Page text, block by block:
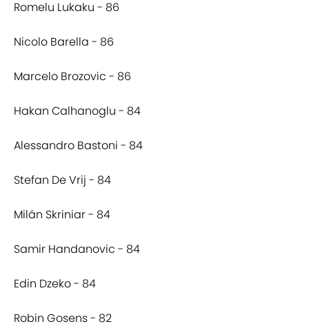
Romelu Lukaku - 86
Nicolo Barella - 86
Marcelo Brozovic - 86
Hakan Calhanoglu - 84
Alessandro Bastoni - 84
Stefan De Vrij - 84
Milán Skriniar - 84
Samir Handanovic - 84
Edin Dzeko - 84
Robin Gosens - 82